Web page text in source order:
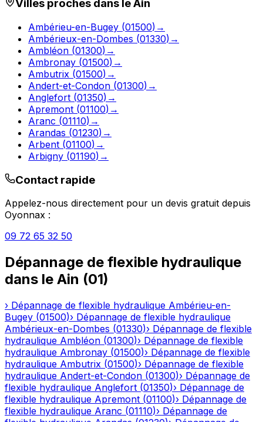
Villes proches dans leAin
Ambérieu-en-Bugey (01500) →
Ambérieux-en-Dombes (01330) →
Ambléon (01300) →
Ambronay (01500) →
Ambutrix (01500) →
Andert-et-Condon (01300) →
Anglefort (01350) →
Apremont (01100) →
Aranc (01110) →
Arandas (01230) →
Arbent (01100) →
Arbigny (01190) →
Contact rapide
Appelez-nous directement pour un devis gratuit depuis
Oyonnax :
09 72 65 32 50
Dépannage de flexible hydraulique
dans le Ain (01)
› Dépannage de flexible hydraulique Ambérieu-en-
Bugey (01500)› Dépannage de flexible hydraulique
Ambérieux-en-Dombes (01330)› Dépannage de flexible
hydraulique Ambléon (01300)› Dépannage de flexible
hydraulique Ambronay (01500)› Dépannage de flexible
hydraulique Ambutrix (01500)› Dépannage de flexible
hydraulique Andert-et-Condon (01300)› Dépannage de
flexible hydraulique Anglefort (01350)› Dépannage de
flexible hydraulique Apremont (01100)› Dépannage de
flexible hydraulique Aranc (01110)› Dépannage de